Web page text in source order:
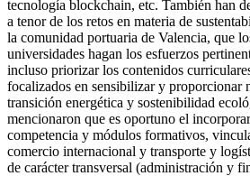
tecnología blockchain, etc. También han
a tenor de los retos en materia de
la comunidad portuaria de Valencia, que
universidades hagan los esfuerzos
incluso priorizar los contenidos
focalizados en sensibilizar y proporcionar
transición energética y sostenibilidad
mencionaron que es oportuno el
competencia y módulos formativos,
comercio internacional y transporte y
de carácter transversal (administración y